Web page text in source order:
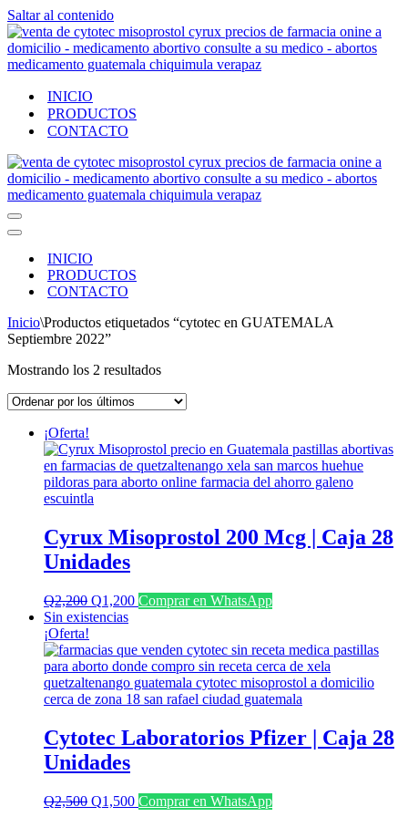
Saltar al contenido
INICIO
PRODUCTOS
CONTACTO
Menú
de
Menú
navegación
INICIO
PRODUCTOS
CONTACTO
Inicio\Productos etiquetados “cytotec en GUATEMALA
Septiembre 2022”
Mostrando los 2 resultadosOrdenado
los
¡Oferta!
Cyrux Misoprostol 200 Mcg | Caja 28
Unidades
Q2,200 El
precio
era:
Q2,200.
Q1,200El
es:
Q1,200.
Comprar en WhatsApp
Sin existencias
¡Oferta!
Cytotec Laboratorios Pfizer | Caja 28
Unidades
Q2,500 El
Q1,500ElComprar en WhatsApp